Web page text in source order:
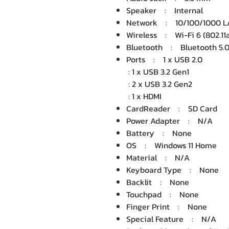
Speaker : Internal
Network : 10/100/1000
Wireless : Wi-Fi 6
Bluetooth : Bluetooth 5.0
Ports : 1 x USB 2.0
: 1 x USB 3.2 Gen1
: 2 x USB 3.2 Gen2
: 1 x HDMI
CardReader : SD Card
Power Adapter : N/A
Battery : None
OS : Windows 11 Home
Material : N/A
Keyboard Type : None
Backlit : None
Touchpad : None
Finger Print : None
Special Feature : N/A